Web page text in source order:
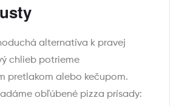
alternatíva k pravej
chlieb potrieme
pretlakom alebo kečupom.
obľúbené pizza prísady: